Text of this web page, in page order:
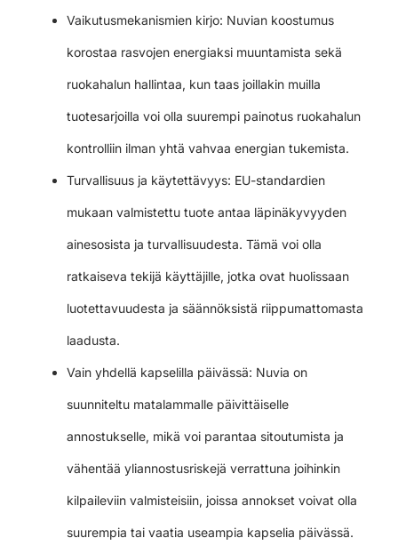
Vaikutusmekanismien kirjo: Nuvian koostumus
korostaa rasvojen energiaksi muuntamista sekä
ruokahalun hallintaa, kun taas joillakin muilla
tuotesarjoilla voi olla suurempi painotus ruokahalun
kontrolliin ilman yhtä vahvaa energian tukemista.
Turvallisuus ja käytettävyys: EU-standardien
mukaan valmistettu tuote antaa läpinäkyvyyden
ainesosista ja turvallisuudesta. Tämä voi olla
ratkaiseva tekijä käyttäjille, jotka ovat huolissaan
luotettavuudesta ja säännöksistä riippumattomasta
laadusta.
Vain yhdellä kapselilla päivässä: Nuvia on
suunniteltu matalammalle päivittäiselle
annostukselle, mikä voi parantaa sitoutumista ja
vähentää yliannostusriskejä verrattuna joihinkin
kilpaileviin valmisteisiin, joissa annokset voivat olla
suurempia tai vaatia useampia kapselia päivässä.